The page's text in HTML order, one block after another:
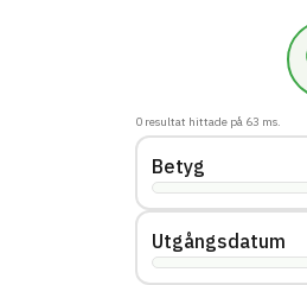
0 resultat hittade på 63 ms.
Betyg
Utgångsdatum